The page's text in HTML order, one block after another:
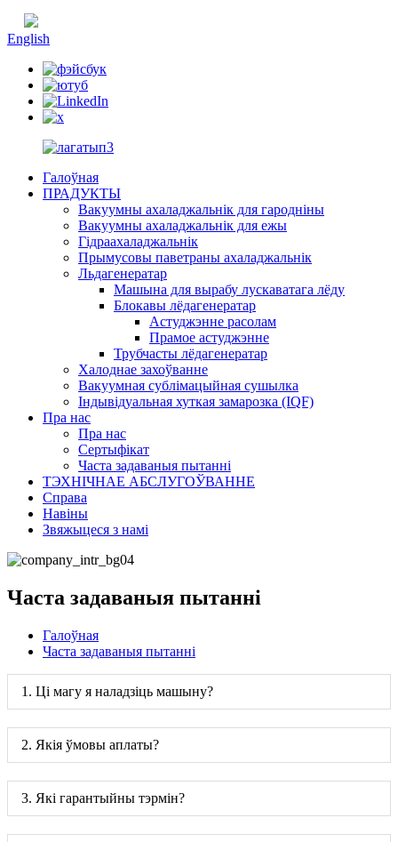
English
Галоўная
ПРАДУКТЫ
Вакуумны ахаладжальнік для гародніны
Вакуумны ахаладжальнік для ежы
Гідраахаладжальнік
Прымусовы паветраны ахаладжальнік
Льдагенератар
Машына для вырабу лускаватага лёду
Блокавы лёдагенератар
Астуджэнне расолам
Прамое астуджэнне
Трубчасты лёдагенератар
Халоднае захоўванне
Вакуумная сублімацыйная сушылка
Індывідуальная хуткая замарозка (IQF)
Пра нас
Пра нас
Сертыфікат
Часта задаваныя пытанні
ТЭХНІЧНАЕ АБСЛУГОЎВАННЕ
Справа
Навіны
Звяжыцеся з намі
Часта задаваныя пытанні
Галоўная
Часта задаваныя пытанні
1. Ці магу я наладзіць машыну?
2. Якія ўмовы аплаты?
3. Які гарантыйны тэрмін?